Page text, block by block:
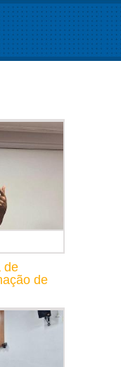
de
de